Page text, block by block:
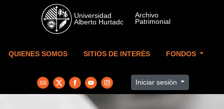
Skip to main content
QUIENES SOMOS SITIOS DE INTERÉS FONDOS
Iniciar sesión